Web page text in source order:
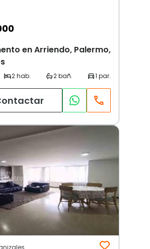
en Arriendo, Palermo,